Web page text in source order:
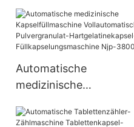
Njp 800C
Automatische
medizinische
Vollautomatische